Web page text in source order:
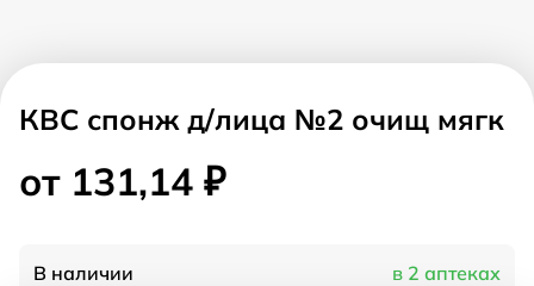
КВС спонж д/лица №2 очищ мягк
от 131,14 ₽
В наличии в 2 аптеках